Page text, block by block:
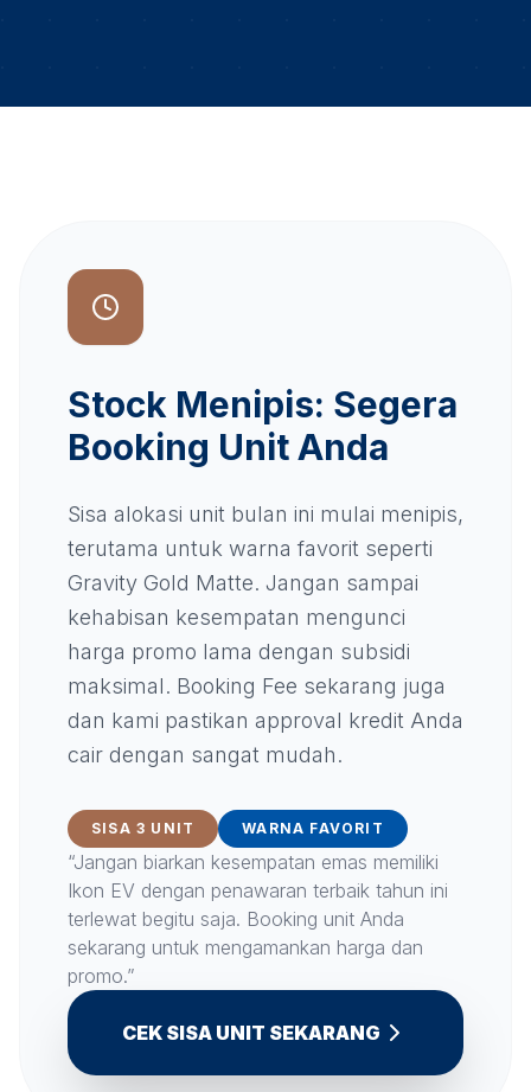
Stock Menipis: Segera
Booking Unit Anda
Sisa alokasi unit bulan ini mulai menipis,
terutama untuk warna favorit seperti
Gravity Gold Matte. Jangan sampai
kehabisan kesempatan mengunci
harga promo lama dengan subsidi
maksimal. Booking Fee sekarang juga
dan kami pastikan approval kredit Anda
cair dengan sangat mudah.
SISA 3 UNIT WARNA FAVORIT
“Jangan biarkan kesempatan emas memiliki
Ikon EV dengan penawaran terbaik tahun ini
terlewat begitu saja. Booking unit Anda
sekarang untuk mengamankan harga dan
promo.”
CEK SISA UNIT SEKARANG